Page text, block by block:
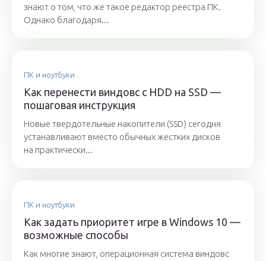
знают о том, что же такое редактор реестра ПК.
Однако благодаря...
ПК и ноутбуки
Как перенести виндовс с HDD на SSD —
пошаговая инструкция
Новые твердотельные накопители (SSD) сегодня
устанавливают вместо обычных жестких дисков
на практически...
ПК и ноутбуки
Как задать приоритет игре в Windows 10 —
возможные способы
Как многие знают, операционная система виндовс